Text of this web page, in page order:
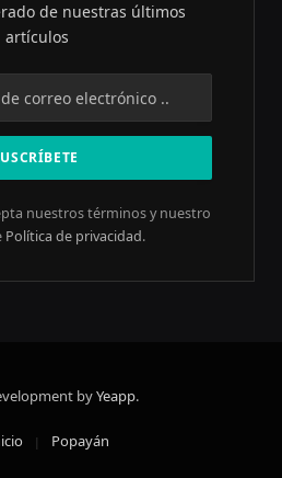
de nuestras últimos
artículos
nuestros términos y nuestro
Política de privacidad.
byYeapp.
Popayán